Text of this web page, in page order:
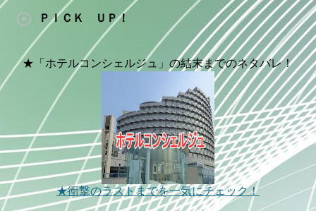
ＰＩＣＫ ＵＰ！
★「ホテルコンシェルジュ」の結末までのネタバレ！
★衝撃のラストまでを一気にチェック！